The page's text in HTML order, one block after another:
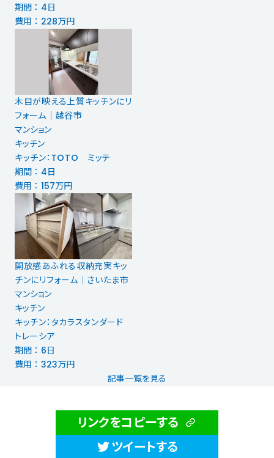
期間 ： 4日
費用 ： 228万円
木目が映える上質キッチンにリ
フォーム｜越谷市
マンション
キッチン
キッチン：TOTO ミッテ
期間 ： 4日
費用 ： 157万円
開放感あふれる収納充実キッ
チンにリフォーム｜さいたま市
マンション
キッチン
キッチン：タカラスタンダード
トレーシア
期間 ： 6日
費用 ： 323万円
記事一覧を見る
リンクをコピーする
ツイートする